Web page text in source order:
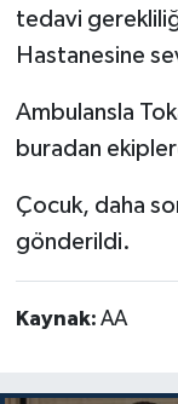
tedavi
Hastanesine
Ambulansla
buradan
Çocuk, daha
gönderildi.
Kaynak: AA